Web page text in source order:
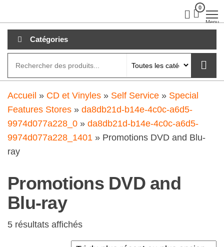
au
contenu
0
Menu
Catégories
Accueil » CD et Vinyles » Self Service » Special
Features Stores » da8db21d-b14e-4c0c-a6d5-
9974d077a228_0 » da8db21d-b14e-4c0c-a6d5-
9974d077a228_1401 » Promotions DVD and Blu-
ray
Promotions DVD and
Blu-ray
5 résultats affichés